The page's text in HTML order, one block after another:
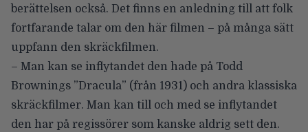
berättelsen också. Det finns en anledning till att folk
fortfarande talar om den här filmen – på många sätt
uppfann den skräckfilmen.
– Man kan se inflytandet den hade på Todd
Brownings ”Dracula” (från 1931) och andra klassiska
skräckfilmer. Man kan till och med se inflytandet
den har på regissörer som kanske aldrig sett den.